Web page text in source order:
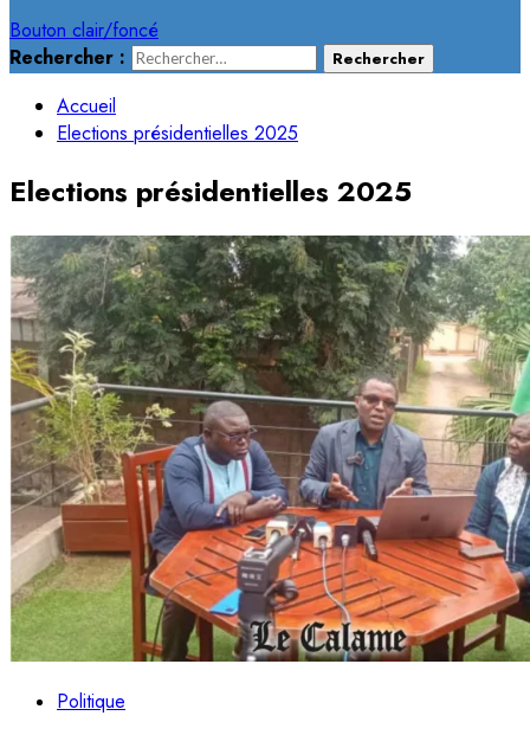
Bouton clair/foncé
Rechercher :
Accueil
Elections présidentielles 2025
Elections présidentielles 2025
Politique